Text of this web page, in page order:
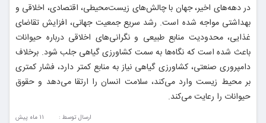
در دهه‌های اخیر، جهان با چالش‌های زیست‌محیطی، اقتصادی، اخلاقی و
بهداشتی مواجه شده است. رشد سریع جمعیت جهانی، افزایش تقاضای
غذایی، محدودیت منابع طبیعی و نگرانی‌های اخلاقی درباره حیوانات
باعث شده است که نگاه‌ها به سمت کشاورزی گیاهی جلب شود. برخلاف
دامپروری صنعتی، کشاورزی گیاهی نیاز به منابع کمتر دارد، فشار کمتری
بر محیط زیست وارد می‌کند، سلامت انسان را ارتقا می‌دهد و حقوق
حیوانات را رعایت می‌کند.
11 ماه پيش ارسال توسط :